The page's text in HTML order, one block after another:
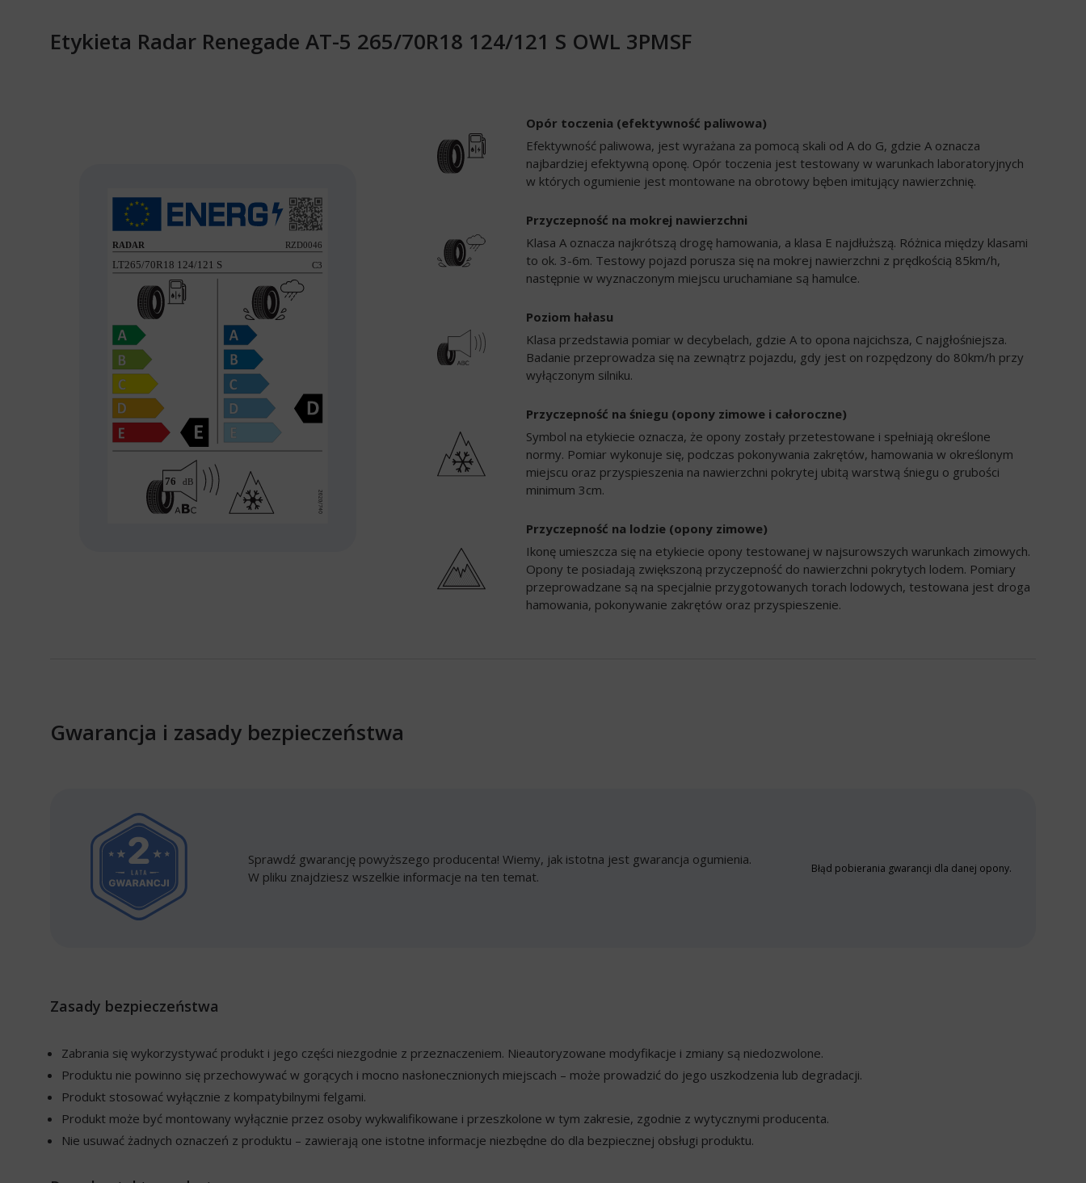
Etykieta Radar Renegade AT-5 265/70R18 124/121 S OWL 3PMSF
Opór toczenia (efektywność paliwowa)
Efektywność paliwowa, jest wyrażana za pomocą skali od A do G, gdzie A oznacza
najbardziej efektywną oponę. Opór toczenia jest testowany w warunkach laboratoryjnych
w których ogumienie jest montowane na obrotowy bęben imitujący nawierzchnię.
Przyczepność na mokrej nawierzchni
Klasa A oznacza najkrótszą drogę hamowania, a klasa E najdłuższą. Różnica między klasami
to ok. 3-6m. Testowy pojazd porusza się na mokrej nawierzchni z prędkością 85km/h,
następnie w wyznaczonym miejscu uruchamiane są hamulce.
Poziom hałasu
Klasa przedstawia pomiar w decybelach, gdzie A to opona najcichsza, C najgłośniejsza.
Badanie przeprowadza się na zewnątrz pojazdu, gdy jest on rozpędzony do 80km/h przy
wyłączonym silniku.
Przyczepność na śniegu (opony zimowe i całoroczne)
Symbol na etykiecie oznacza, że opony zostały przetestowane i spełniają określone
normy. Pomiar wykonuje się, podczas pokonywania zakrętów, hamowania w określonym
miejscu oraz przyspieszenia na nawierzchni pokrytej ubitą warstwą śniegu o grubości
minimum 3cm.
Przyczepność na lodzie (opony zimowe)
Ikonę umieszcza się na etykiecie opony testowanej w najsurowszych warunkach zimowych.
Opony te posiadają zwiększoną przyczepność do nawierzchni pokrytych lodem. Pomiary
przeprowadzane są na specjalnie przygotowanych torach lodowych, testowana jest droga
hamowania, pokonywanie zakrętów oraz przyspieszenie.
Gwarancja i zasady bezpieczeństwa
Sprawdź gwarancję powyższego producenta! Wiemy, jak istotna jest gwarancja ogumienia.
W pliku znajdziesz wszelkie informacje na ten temat.
Błąd pobierania gwarancji dla danej opony.
Zasady bezpieczeństwa
Zabrania się wykorzystywać produkt i jego części niezgodnie z przeznaczeniem. Nieautoryzowane modyfikacje i zmiany są niedozwolone.
Produktu nie powinno się przechowywać w gorących i mocno nasłonecznionych miejscach – może prowadzić do jego uszkodzenia lub degradacji.
Produkt stosować wyłącznie z kompatybilnymi felgami.
Produkt może być montowany wyłącznie przez osoby wykwalifikowane i przeszkolone w tym zakresie, zgodnie z wytycznymi producenta.
Nie usuwać żadnych oznaczeń z produktu – zawierają one istotne informacje niezbędne do dla bezpiecznej obsługi produktu.